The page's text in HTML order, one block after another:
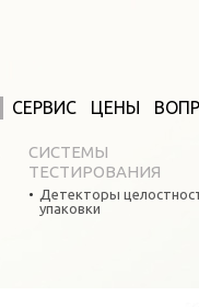
СЕРВИС ЦЕНЫ
СИСТЕМЫ
ТЕСТИРОВАНИЯ
Детекторы
упаковки